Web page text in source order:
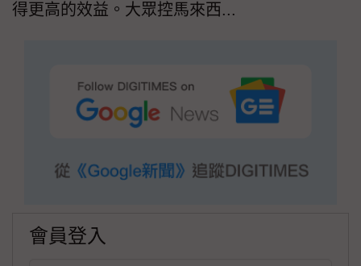
得更高的效益。大眾控馬來西...
會員登入